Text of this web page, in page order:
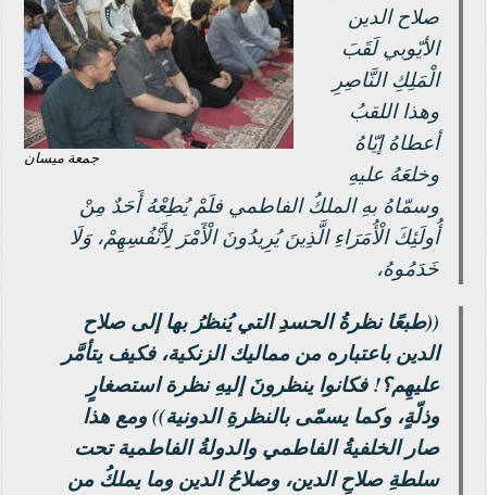
جمعة ميسان
صلاح الدين
الأيّوبي لَقَبَ
الْمَلِكِ النَّاصِرِ
وهذا اللقبُ
أعطاهُ إيّاهُ
وخلعَهُ عليهِ
وسمّاهُ بهِ الملكُ الفاطمي فلَمْ يُطِعْهُ أَحَدٌ مِنْ
أُولَئِكَ الْأُمَرَاءِ الَّذِينَ يُرِيدُونَ الْأَمْرَ لِأَنْفُسِهِمْ، وَلَا
خَدَمُوهُ،
((طبعًا نظرةُ الحسدِ التي يُنظرُ بها إلى صلاح
الدين باعتباره من مماليك الزنكية، فكيف يتأمَّر
عليهِم؟! فكانوا ينظرونَ إليهِ نظرة استصغارٍ
وذلّةٍ، وكما يسمّى بالنظرةِ الدونية)) ومع هذا
صار الخلفيةُ الفاطمي والدولةُ الفاطمية تحت
سلطةِ صلاحِ الدين، وصلاحُ الدين وما يملكُ من